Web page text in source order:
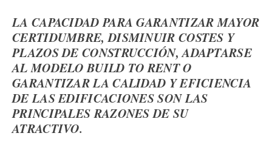
LA CAPACIDAD PARA GARANTIZAR MAYOR
CERTIDUMBRE, DISMINUIR COSTES Y
PLAZOS DE CONSTRUCCIÓN, ADAPTARSE
AL MODELO BUILD TO RENT O
GARANTIZAR LA CALIDAD Y EFICIENCIA
DE LAS EDIFICACIONES SON LAS
PRINCIPALES RAZONES DE SU
ATRACTIVO.